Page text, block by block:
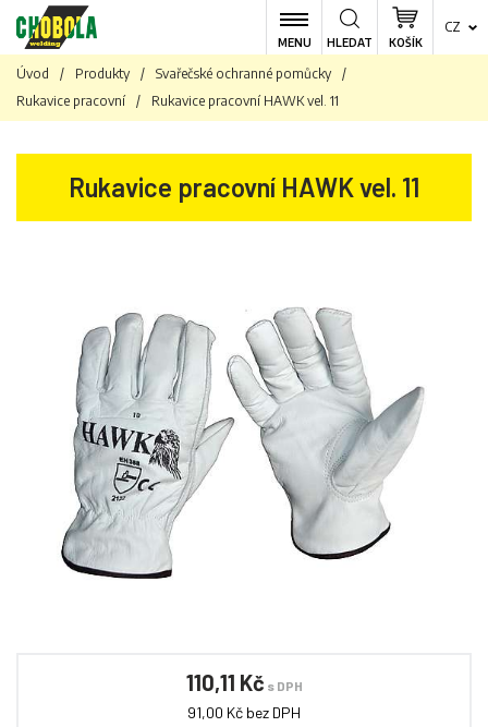
MENU KOŠÍK
CZ
HLEDAT
Úvod / Produkty / Svařečské ochranné pomůcky
/
Rukavice pracovní
/ Rukavice pracovní HAWK vel. 11
Rukavice pracovní HAWK vel. 11
110,11 Kč s DPH
91,00 Kč bez DPH